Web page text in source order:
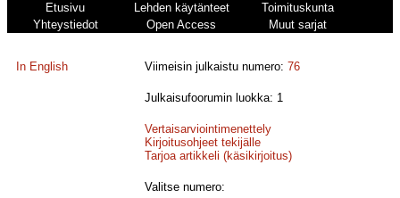
Etusivu Lehden käytänteet
Toimituskunta
Yhteystiedot
Open Access Muut sarjat
In English Viimeisin julkaistu numero:76
Julkaisufoorumin luokka: 1
Vertaisarviointimenettely
Kirjoitusohjeet tekijälle
Tarjoa artikkeli (käsikirjoitus)
Valitse numero: